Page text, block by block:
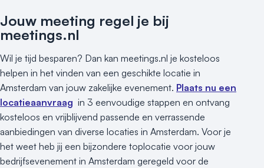
Jouw meeting regel je bij
meetings.nl
Wil je tijd besparen? Dan kan meetings.nl je kosteloos
helpen in het vinden van een geschikte locatie in
Amsterdam van jouw zakelijke evenement. Plaats nu een
locatieaanvraag in 3 eenvoudige stappen en ontvang
kosteloos en vrijblijvend passende en verrassende
aanbiedingen van diverse locaties in Amsterdam. Voor je
het weet heb jij een bijzondere toplocatie voor jouw
bedrijfsevenement in Amsterdam geregeld voor de